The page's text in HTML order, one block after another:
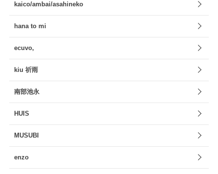
kaico/ambai/asahineko
hana to mi
ecuvo,
kiu 祈雨
南部池永
HUIS
MUSUBI
enzo